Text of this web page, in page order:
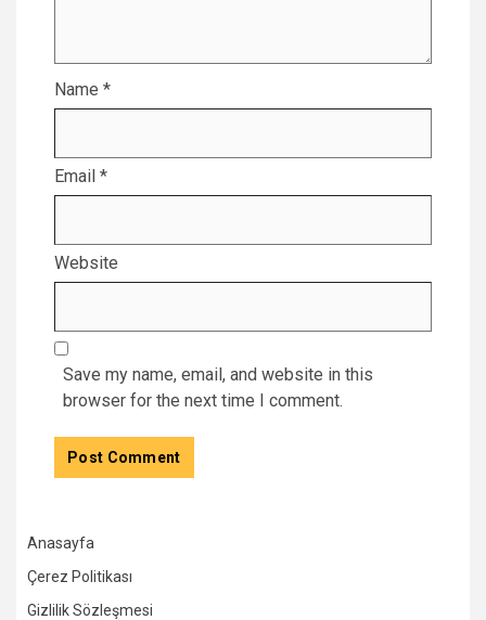
Name *
Email *
Website
Save my name, email, and website in this
browser for the next time I comment.
Anasayfa
Çerez Politikası
Gizlilik Sözleşmesi